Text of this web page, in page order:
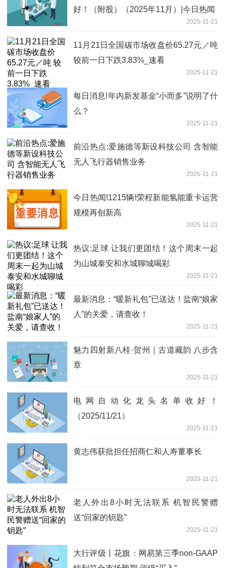
好！（附股）（2025年11月）|今日热闻
2025-11-21
11月21日全国碳市场收盘价65.27元／吨
较前一日下跌3.83%_速看
2025-11-21
每日消息!年内新发基金“小而多”说明了什
么？
2025-11-21
前沿热点:爱施德等新设科技公司 含智能
无人飞行器销售业务
2025-11-21
今日热闻!1215辆!荣程新能氢能重卡运营
规模再创新高
2025-11-21
热议:足球 让我们更团结！这个周末一起
为山城泰安和水城聊城喝彩
2025-11-21
最新消息：“暖新礼包”已送达！盐南“娘家
人”的关爱，请查收！
2025-11-21
魅力四射新八桂·贺州｜古道藏韵 八步含
章
2025-11-21
电网自动化龙头名单收好！
（2025/11/21）
2025-11-21
黄志伟获批担任招商仁和人寿董事长
2025-11-21
老人外出8小时无法联系 机智民警赠
送“回家的钥匙”
2025-11-21
大行评级丨花旗：网易第三季non-GAAP